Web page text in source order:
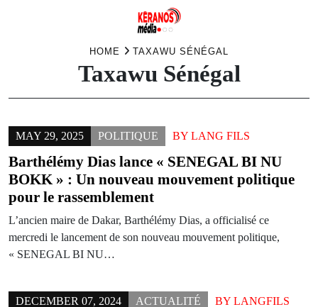
HOME TAXAWU SÉNÉGAL
Taxawu Sénégal
MAY 29, 2025 POLITIQUE BY LANG FILS
Barthélémy Dias lance « SENEGAL BI NU
BOKK » : Un nouveau mouvement politique
pour le rassemblement
L’ancien maire de Dakar, Barthélémy Dias, a officialisé ce
mercredi le lancement de son nouveau mouvement politique,
« SENEGAL BI NU…
DECEMBER 07, 2024 ACTUALITÉ BY LANGFILS